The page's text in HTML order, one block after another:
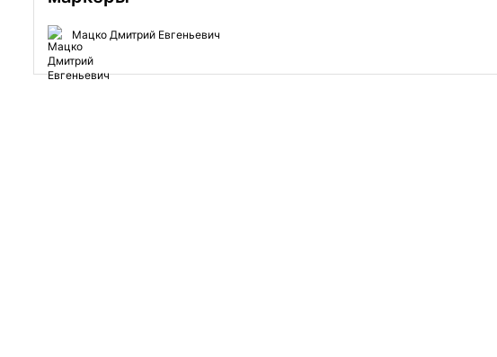
Мацко Дмитрий Евгеньевич